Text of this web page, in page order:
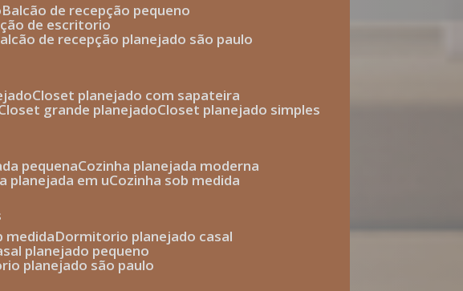
balcão de recepção pequeno
de escritorio
balcão de recepção planejado são paulo
closet planejado com sapateira
closet grande planejado closet planejado simples
pequena cozinha planejada moderna
planejada em u cozinha sob medida
medida dormitorio planejado casal
planejado pequeno
planejado são paulo